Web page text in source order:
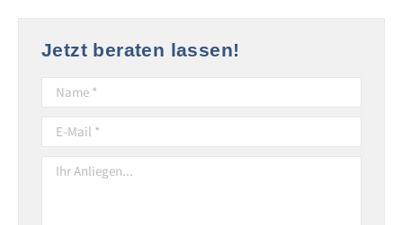
Jetzt beraten lassen!